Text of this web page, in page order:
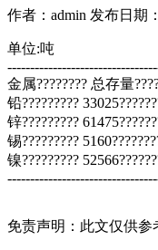
作者：admin 发布日期
单位:吨
金属???????? 总存量
铅?????????
锌?????????
锡?????????
镍?????????
免责声明：此文仅供参